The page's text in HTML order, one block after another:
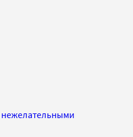
нежелательными